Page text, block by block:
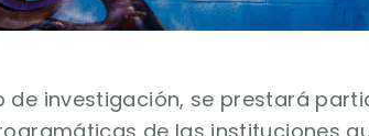
de investigación, se prestará
de las instituciones